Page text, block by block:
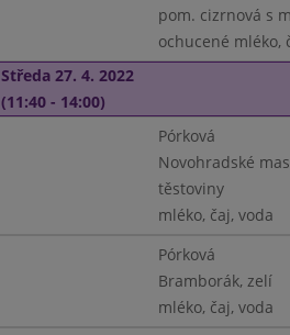
pom. cizrnová s
ochucené mléko,
Středa 27. 4. 2022
(11:40 - 14:00)
Pórková
Novohradské
těstoviny
mléko, čaj, voda
Pórková
Bramborák, zelí
mléko, čaj, voda